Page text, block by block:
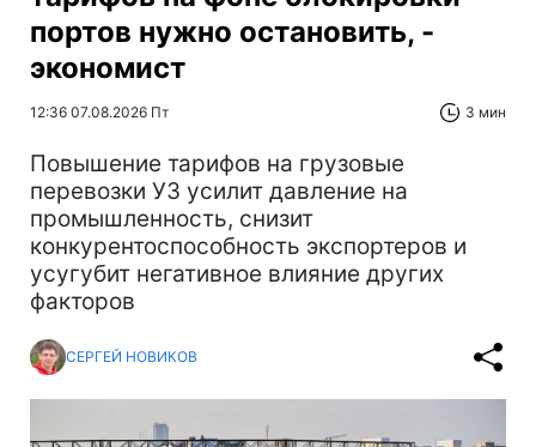
портов нужно остановить, -
экономист
12:36 07.08.2026 Пт 3 мин
Повышение тарифов на грузовые
перевозки УЗ усилит давление на
промышленность, снизит
конкурентоспособность экспортеров и
усугубит негативное влияние других
факторов
СЕРГЕЙ НОВИКОВ